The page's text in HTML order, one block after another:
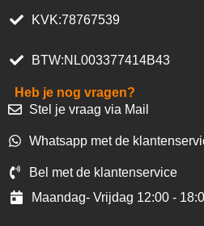
KVK:78767539
BTW:NL003377414B43
Heb je nog vragen?
Stel je vraag via Mail
Whatsapp met de
Bel met de klantenservice
Maandag- Vrijdag 12:00 -